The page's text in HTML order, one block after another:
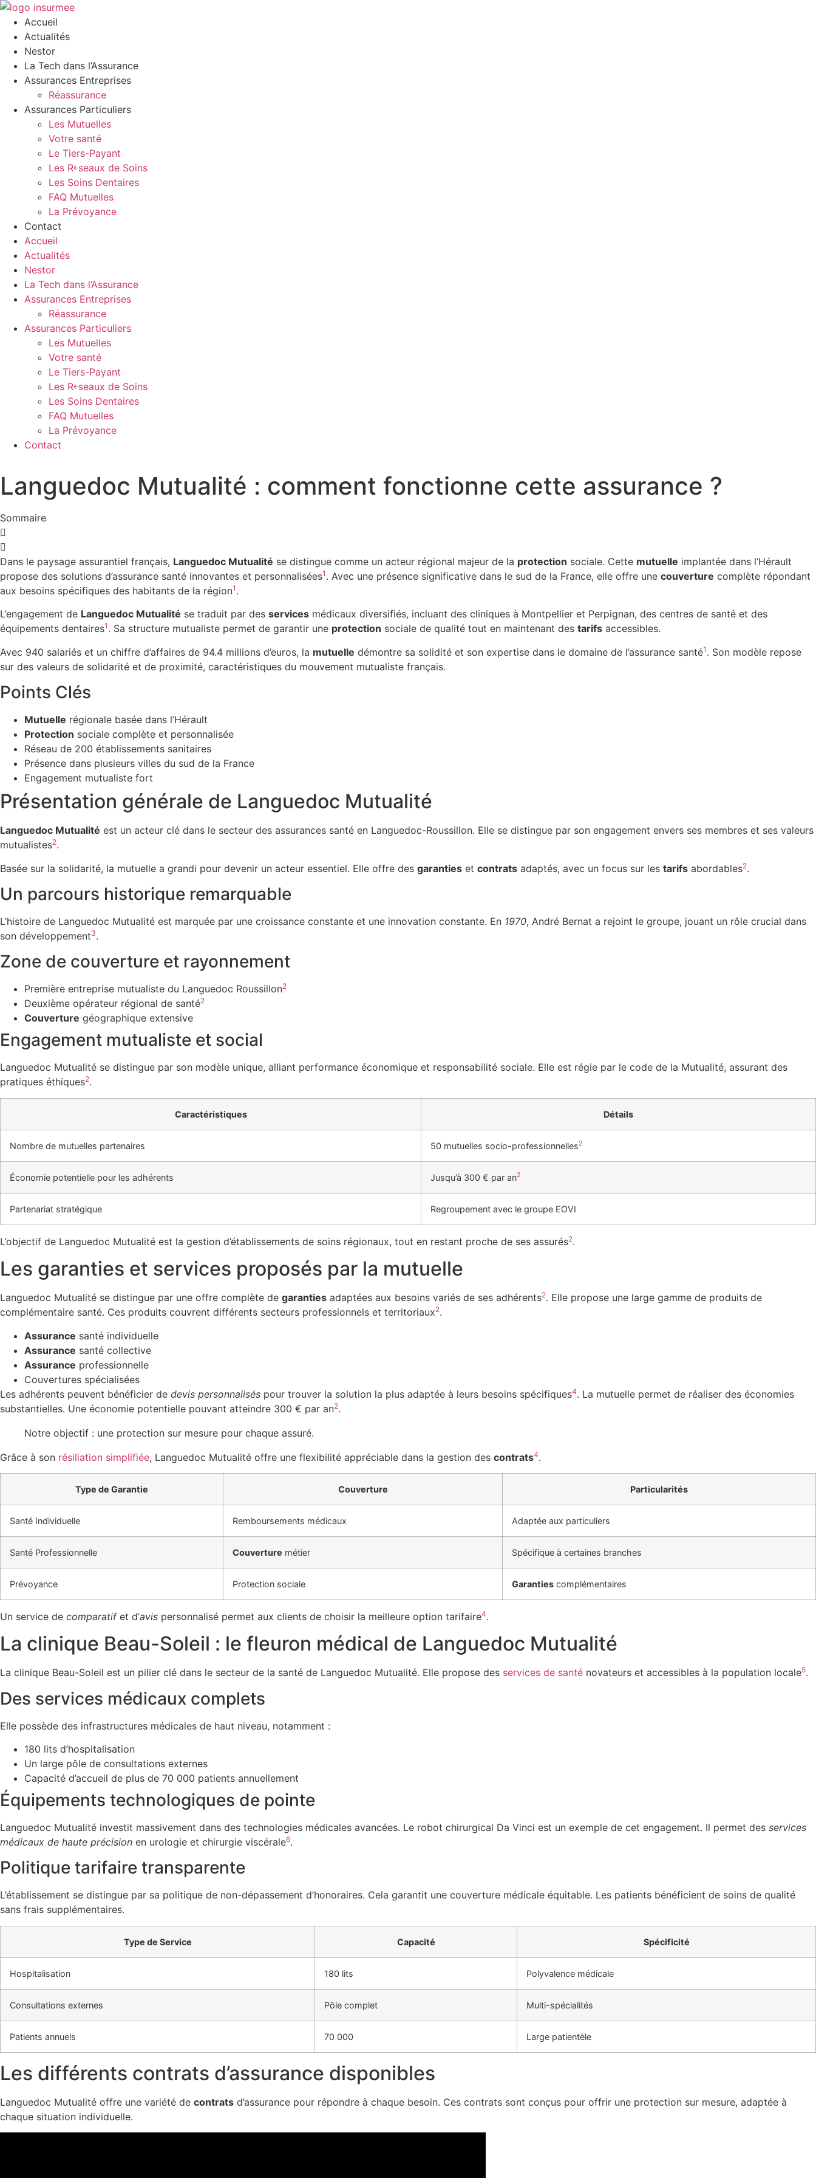
Aller
contenu
Accueil
Actualités
Nestor
La Tech dans l’Assurance
Assurances Entreprises
Réassurance
Assurances Particuliers
Les Mutuelles
Votre santé
Le Tiers-Payant
Les R￩seaux de Soins
Les Soins Dentaires
FAQ Mutuelles
La Prévoyance
Contact
Accueil
Actualités
Nestor
La Tech dans l’Assurance
Assurances Entreprises
Réassurance
Assurances Particuliers
Les Mutuelles
Votre santé
Le Tiers-Payant
Les R￩seaux de Soins
Les Soins Dentaires
FAQ Mutuelles
La Prévoyance
Contact
Languedoc Mutualité : comment fonctionne cette assurance ?
Sommaire
Dans le paysage assurantiel français, Languedoc Mutualité se distingue comme un acteur régional majeur de la protection sociale. Cette mutuelle implantée dans l’Hérault
propose des solutions d’assurance santé innovantes et personnalisées1 . Avec une présence significative dans le sud de la France, elle offre une couverture complète répondant
aux besoins spécifiques des habitants de la région1 .
L’engagement de Languedoc Mutualité se traduit par des services médicaux diversifiés, incluant des cliniques à Montpellier et Perpignan, des centres de santé et des
équipements dentaires1 . Sa structure mutualiste permet de garantir une protection sociale de qualité tout en maintenant des tarifs accessibles.
Avec 940 salariés et un chiffre d’affaires de 94.4 millions d’euros, la mutuelle démontre sa solidité et son expertise dans le domaine de l’assurance santé1 . Son modèle repose
sur des valeurs de solidarité et de proximité, caractéristiques du mouvement mutualiste français.
Points Clés
Mutuelle régionale basée dans l’Hérault
Protection sociale complète et personnalisée
Réseau de 200 établissements sanitaires
Présence dans plusieurs villes du sud de la France
Engagement mutualiste fort
Présentation générale de Languedoc Mutualité
Languedoc Mutualité est un acteur clé dans le secteur des assurances santé en Languedoc-Roussillon. Elle se distingue par son engagement envers ses membres et ses valeurs
mutualistes2.
Basée sur la solidarité, la mutuelle a grandi pour devenir un acteur essentiel. Elle offre des garanties et contrats adaptés, avec un focus sur les tarifs abordables2.
Un parcours historique remarquable
L’histoire de Languedoc Mutualité est marquée par une croissance constante et une innovation constante. En 1970, André Bernat a rejoint le groupe, jouant un rôle crucial dans
son développement3.
Zone de couverture et rayonnement
Première entreprise mutualiste du Languedoc Roussillon2
Deuxième opérateur régional de santé2
Couverture géographique extensive
Engagement mutualiste et social
Languedoc Mutualité se distingue par son modèle unique, alliant performance économique et responsabilité sociale. Elle est régie par le code de la Mutualité, assurant des
pratiques éthiques2.
Caractéristiques Détails
Nombre de mutuelles partenaires 50 mutuelles socio-professionnelles2
Économie potentielle pour les adhérents Jusqu’à 300 € par an2
Partenariat stratégique Regroupement avec le groupe EOVI
L’objectif de Languedoc Mutualité est la gestion d’établissements de soins régionaux, tout en restant proche de ses assurés2.
Les garanties et services proposés par la mutuelle
Languedoc Mutualité se distingue par une offre complète de garanties adaptées aux besoins variés de ses adhérents2. Elle propose une large gamme de produits de
complémentaire santé. Ces produits couvrent différents secteurs professionnels et territoriaux2.
Assurance santé individuelle
Assurance santé collective
Assurance professionnelle
Couvertures spécialisées
Les adhérents peuvent bénéficier de devis personnalisés pour trouver la solution la plus adaptée à leurs besoins spécifiques4. La mutuelle permet de réaliser des économies
substantielles. Une économie potentielle pouvant atteindre 300 € par an2.
Notre objectif : une protection sur mesure pour chaque assuré.
Grâce à son résiliation simplifiée, Languedoc Mutualité offre une flexibilité appréciable dans la gestion des contrats4.
Type de Garantie Couverture Particularités
Santé Individuelle Remboursements médicaux Adaptée aux particuliers
Santé Professionnelle Couverture métier Spécifique à certaines branches
Prévoyance Protection sociale Garanties complémentaires
Un service de comparatifet d’avis personnalisé permet aux clients de choisir la meilleure option tarifaire4.
La clinique Beau-Soleil : le fleuron médical de Languedoc Mutualité
La clinique Beau-Soleil est un pilier clé dans le secteur de la santé de Languedoc Mutualité. Elle propose des services de santé novateurs et accessibles à la population locale5.
Des services médicaux complets
Elle possède des infrastructures médicales de haut niveau, notamment :
180 lits d’hospitalisation
Un large pôle de consultations externes
Capacité d’accueil de plus de 70 000 patients annuellement
Équipements technologiques de pointe
Languedoc Mutualité investit massivement dans des technologies médicales avancées. Le robot chirurgical Da Vinci est un exemple de cet engagement. Il permet des services
médicaux de haute précision en urologie et chirurgie viscérale6.
Politique tarifaire transparente
L’établissement se distingue par sa politique de non-dépassement d’honoraires. Cela garantit une couverture médicale équitable. Les patients bénéficient de soins de qualité
sans frais supplémentaires.
Type de Service Capacité Spécificité
Hospitalisation 180 lits Polyvalence médicale
Consultations externes Pôle complet Multi-spécialités
Patients annuels 70 000 Large patientèle
Les différents contrats d’assurance disponibles
Languedoc Mutualité offre une variété de contrats d’assurance pour répondre à chaque besoin. Ces contrats sont conçus pour offrir une protection sur mesure, adaptée à
chaque situation individuelle.